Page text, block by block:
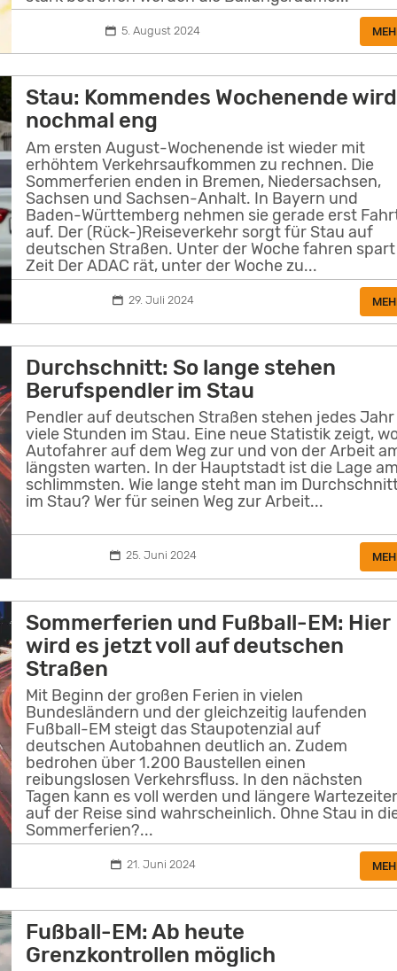
5. August 2024
Stau: Kommendes Wochenende wird
nochmal eng
Am ersten August-Wochenende ist wieder mit
erhöhtem Verkehrsaufkommen zu rechnen. Die
Sommerferien enden in Bremen, Niedersachsen,
Sachsen und Sachsen-Anhalt. In Bayern und
Baden-Württemberg nehmen sie gerade erst
auf. Der (Rück-)Reiseverkehr sorgt für Stau auf
deutschen Straßen. Unter der Woche fahren spart
Zeit Der ADAC rät, unter der Woche zu...
29. Juli 2024
Durchschnitt: So lange stehen
Berufspendler im Stau
Pendler auf deutschen Straßen stehen jedes Jahr
viele Stunden im Stau. Eine neue Statistik zeigt,
Autofahrer auf dem Weg zur und von der Arbeit
längsten warten. In der Hauptstadt ist die Lage am
schlimmsten. Wie lange steht man im
im Stau? Wer für seinen Weg zur Arbeit...
25. Juni 2024
Sommerferien und Fußball-EM: Hier
wird es jetzt voll auf deutschen
Straßen
Mit Beginn der großen Ferien in vielen
Bundesländern und der gleichzeitig laufenden
Fußball-EM steigt das Staupotenzial auf
deutschen Autobahnen deutlich an. Zudem
bedrohen über 1.200 Baustellen einen
reibungslosen Verkehrsfluss. In den nächsten
Tagen kann es voll werden und längere
auf der Reise sind wahrscheinlich. Ohne Stau in
Sommerferien?...
21. Juni 2024
Fußball-EM: Ab heute
Grenzkontrollen möglich